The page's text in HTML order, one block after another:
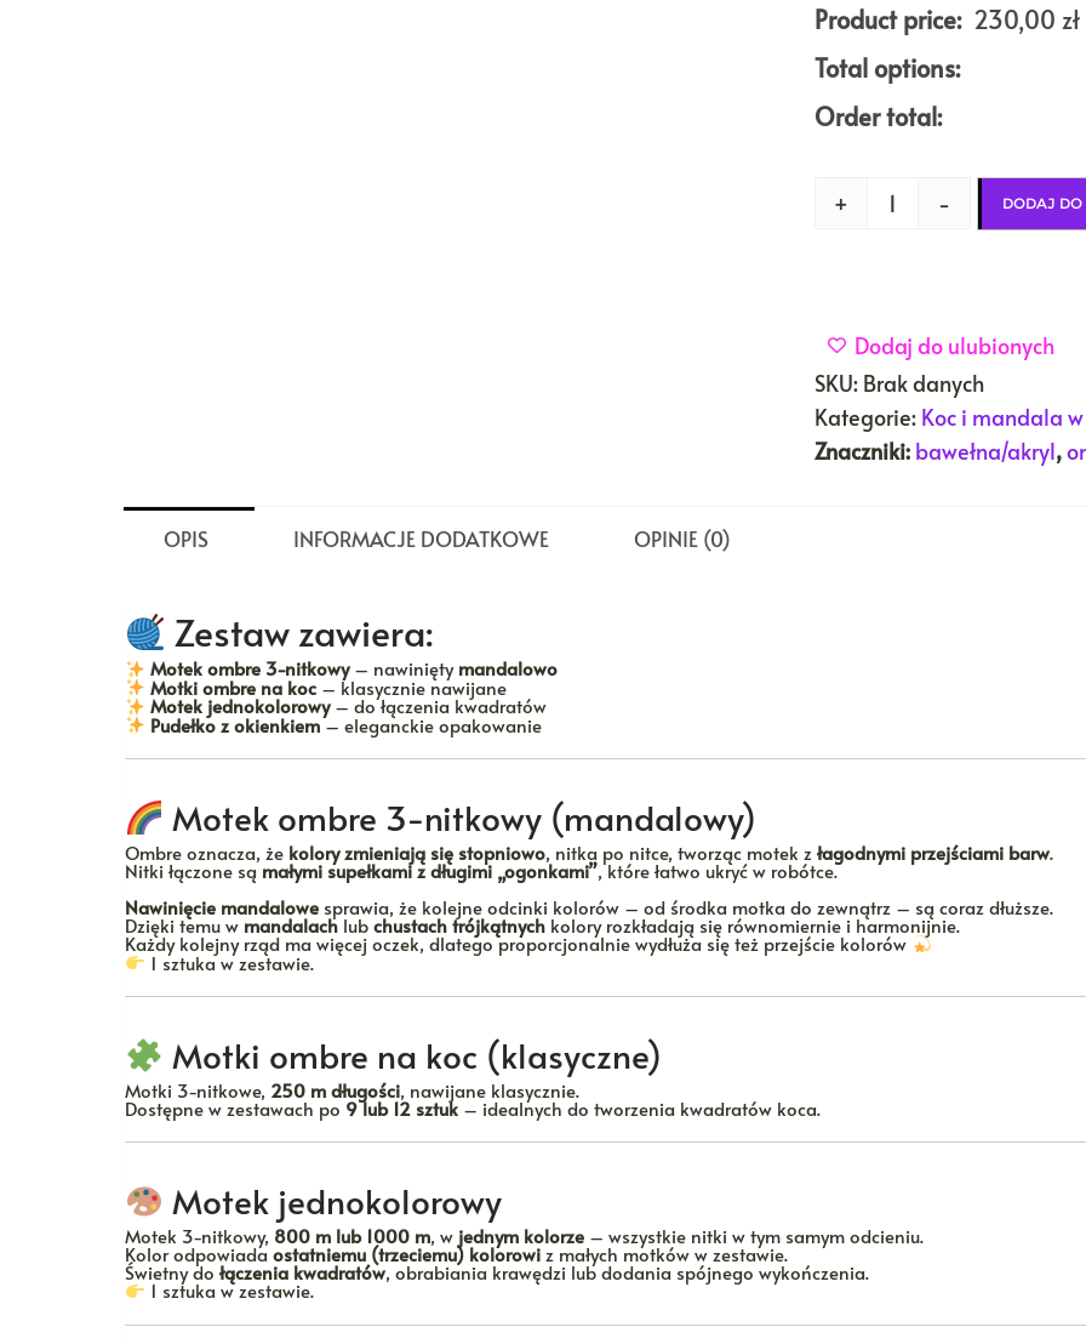
Product price: 230,00 zł
Total options:
Order total:
+ - DODAJ DO
Dodaj do ulubionych
SKU: Brak danych
Kategorie: Koc i mandala
Znaczniki: bawełna/akryl,
OPIS INFORMACJE DODATKOWE OPINIE (0)
Zestaw zawiera:
Motek ombre 3-nitkowy– nawiniętymandalowo
Motki ombre na koc – klasycznie nawijane
Motek jednokolorowy– do łączenia kwadratów
Pudełko z okienkiem– eleganckie opakowanie
Motek ombre 3-nitkowy (mandalowy)
Ombre oznacza, że kolory zmieniają się stopniowo, nitka po nitce, tworząc motek z łagodnymi przejściami barw.
Nitki łączone sąmałymi supełkami z długimi „ogonkami”, które łatwo ukryć w robótce.
Nawinięcie mandalowe sprawia, że kolejne odcinki kolorów – od środka motka do zewnątrz – są coraz dłuższe.
Dzięki temu w mandalach lubchustach trójkątnych kolory rozkładają się równomiernie i harmonijnie.
Każdy kolejny rząd ma więcej oczek, dlatego proporcjonalnie wydłuża się też przejście kolorów
1 sztuka w zestawie.
Motki ombre na koc (klasyczne)
Motki 3-nitkowe, 250 m długości, nawijane klasycznie.
Dostępne w zestawach po 9 lub 12 sztuk – idealnych do tworzenia kwadratów koca.
Motek jednokolorowy
Motek 3-nitkowy, 800 m lub 1000 m, w jednym kolorze – wszystkie nitki w tym samym odcieniu.
Kolor odpowiadaostatniemu (trzeciemu) kolorowi z małych motków w zestawie.
Świetny do łączenia kwadratów, obrabiania krawędzi lub dodania spójnego wykończenia.
1 sztuka w zestawie.